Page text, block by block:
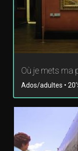
Où je mets ma
Ados/adultes •